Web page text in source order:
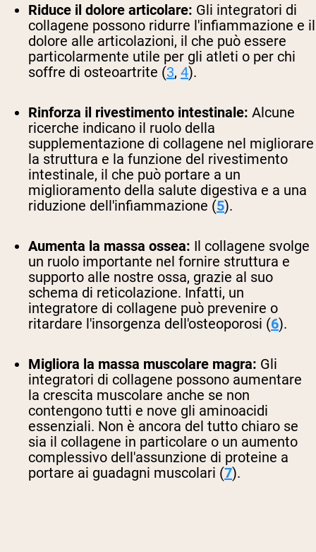
Riduce il dolore articolare: Gli integratori di
collagene possono ridurre l'infiammazione e il
dolore alle articolazioni, il che può essere
particolarmente utile per gli atleti o per chi
soffre di osteoartrite (3, 4).
Rinforza il rivestimento intestinale: Alcune
ricerche indicano il ruolo della
supplementazione di collagene nel migliorare
la struttura e la funzione del rivestimento
intestinale, il che può portare a un
miglioramento della salute digestiva e a una
riduzione dell'infiammazione (5).
Aumenta la massa ossea: Il collagene svolge
un ruolo importante nel fornire struttura e
supporto alle nostre ossa, grazie al suo
schema di reticolazione. Infatti, un
integratore di collagene può prevenire o
ritardare l'insorgenza dell'osteoporosi (6).
Migliora la massa muscolare magra: Gli
integratori di collagene possono aumentare
la crescita muscolare anche se non
contengono tutti e nove gli aminoacidi
essenziali. Non è ancora del tutto chiaro se
sia il collagene in particolare o un aumento
complessivo dell'assunzione di proteine a
portare ai guadagni muscolari (7).